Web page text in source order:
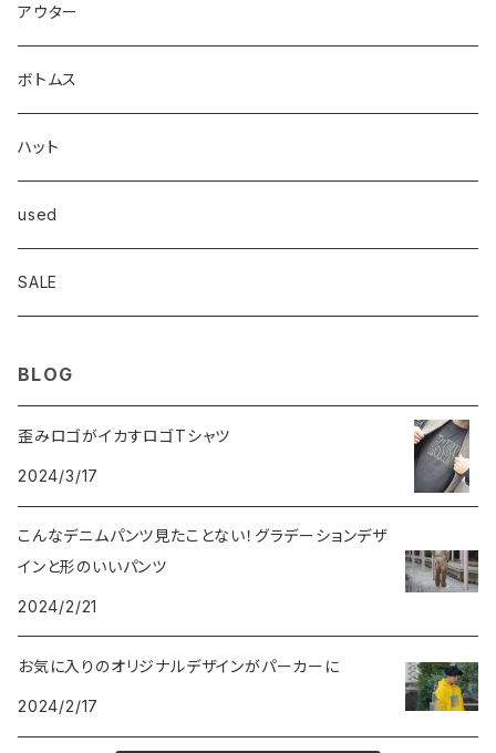
carhartt
Dickies
Frame
OVERALL
Goodwear
Tシャツ
シャツ
スウェット/パーカー
ニット/セーター
ジャケット
アウター
ボトムス
ハット
used
SALE
BLOG
歪みロゴがイカすロゴTシャツ
2024/3/17
こんなデニムパンツ見たことない！グラデーションデザ
インと形のいいパンツ
2024/2/21
お気に入りのオリジナルデザインがパーカーに
2024/2/17